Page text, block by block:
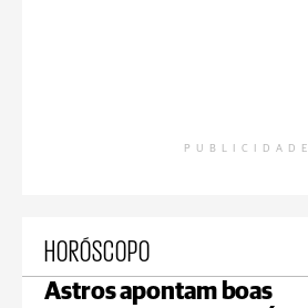
PUBLICIDADE
HORÓSCOPO
Astros apontam boas